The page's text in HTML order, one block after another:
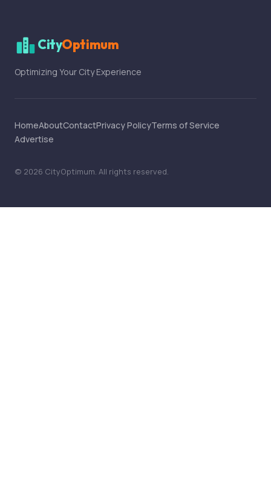
CityOptimum
Optimizing Your City Experience
HomeAboutContactPrivacy PolicyTerms of Service
Advertise
© 2026 CityOptimum. All rights reserved.